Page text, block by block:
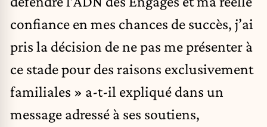
confiance en mes chances de succès, j’ai
pris la décision de ne pas me présenter à
ce stade pour des raisons exclusivement
familiales » a-t-il expliqué dans un
message adressé à ses soutiens,